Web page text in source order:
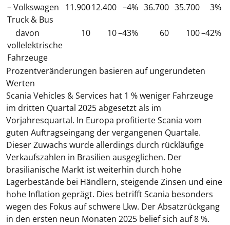
– Volkswagen
Truck & Bus
11.90012.400 –4% 36.700 35.700 3%
davon
vollelektrische
Fahrzeuge
10 10–43% 60 100–42%
Prozentveränderungen basieren auf ungerundeten
Werten
Scania Vehicles & Services hat 1 % weniger Fahrzeuge
im dritten Quartal 2025 abgesetzt als im
Vorjahresquartal. In Europa profitierte Scania vom
guten Auftragseingang der vergangenen Quartale.
Dieser Zuwachs wurde allerdings durch rückläufige
Verkaufszahlen in Brasilien ausgeglichen. Der
brasilianische Markt ist weiterhin durch hohe
Lagerbestände bei Händlern, steigende Zinsen und eine
hohe Inflation geprägt. Dies betrifft Scania besonders
wegen des Fokus auf schwere Lkw. Der Absatzrückgang
in den ersten neun Monaten 2025 belief sich auf 8 %.